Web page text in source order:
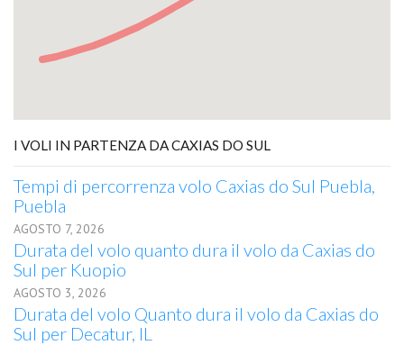
I VOLI IN PARTENZA DA CAXIAS DO SUL
Tempi di percorrenza volo Caxias do Sul Puebla,
Puebla
AGOSTO 7, 2026
Durata del volo quanto dura il volo da Caxias do
Sul per Kuopio
AGOSTO 3, 2026
Durata del volo Quanto dura il volo da Caxias do
Sul per Decatur, IL